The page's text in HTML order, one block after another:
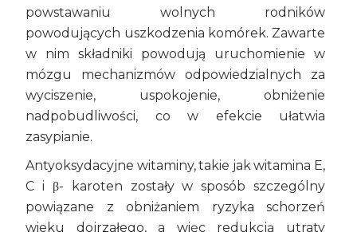
powstawaniu wolnych rodników
powodujących uszkodzenia komórek. Zawarte
w nim składniki powodują uruchomienie w
mózgu mechanizmów odpowiedzialnych za
wyciszenie, uspokojenie, obniżenie
nadpobudliwości, co w efekcie ułatwia
zasypianie.
Antyoksydacyjne witaminy, takie jak witamina E,
C i β- karoten zostały w sposób szczególny
powiązane z obniżaniem ryzyka schorzeń
wieku dojrzałego, a więc redukcją utraty